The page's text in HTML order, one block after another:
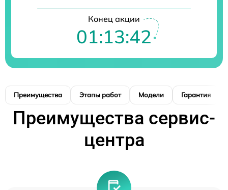
Конец акции
01:13:41
Преимущества Этапы работ Модели Гарантия
Преимущества сервис-
центра